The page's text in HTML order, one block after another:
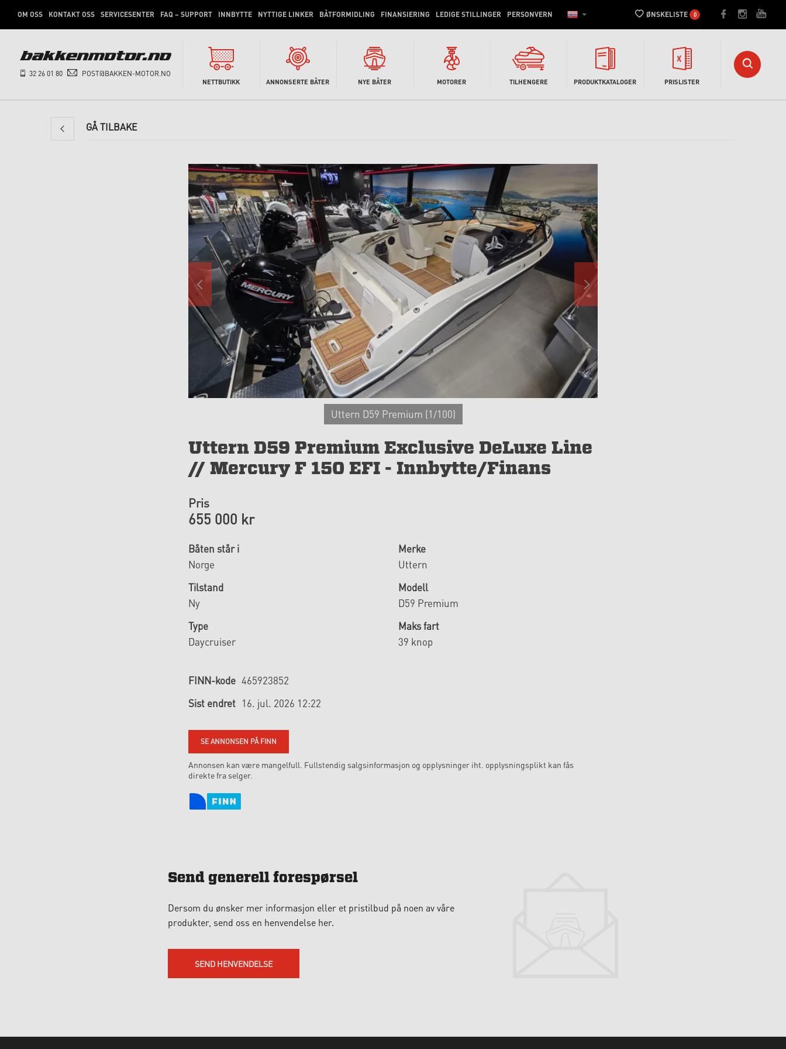
OM OSS KONTAKT OSS SERVICESENTER FAQ – SUPPORT INNBYTTE NYTTIGE LINKER BÅTFORMIDLING FINANSIERING LEDIGE STILLINGER PERSONVERN ØNSKELISTE 0
32 26 01 80 POST@BAKKEN-MOTOR.NO
NETTBUTIKK ANNONSERTE BÅTER NYE BÅTER MOTORER TILHENGERE PRODUKTKATALOGER PRISLISTER
GÅ TILBAKE
Uttern D59 Premium (1/100)
Uttern D59 Premium Exclusive DeLuxe Line
// Mercury F 150 EFI - Innbytte/Finans
Pris
655 000 kr
Båten står i
Norge
Tilstand
Ny
Type
Daycruiser
Merke
Uttern
Modell
D59 Premium
Maks fart
39 knop
FINN-kode 465923852
Sist endret 16. jul. 2026 12:22
SE ANNONSEN PÅ FINN
Annonsen kan være mangelfull. Fullstendig salgsinformasjon og opplysninger iht. opplysningsplikt kan fås
direkte fra selger.
Send generell forespørsel
Dersom du ønsker mer informasjon eller et pristilbud på noen av våre
produkter, send oss en henvendelse her.
SEND HENVENDELSE